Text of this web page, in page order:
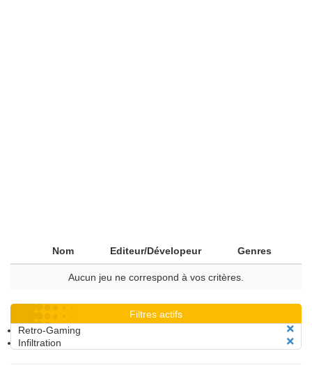
Nom Editeur/Dévelopeur Genres
Aucun jeu ne correspond à vos critères.
Filtres actifs
Retro-Gaming
Infiltration